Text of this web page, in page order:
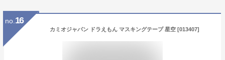
no. 16
カミオジャパン ドラえもん マスキングテープ 星空 [013407]